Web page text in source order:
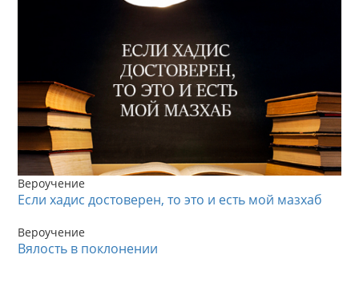
Вероучение
Если хадис достоверен, то это и есть мой мазхаб
Вероучение
Вялость в поклонении